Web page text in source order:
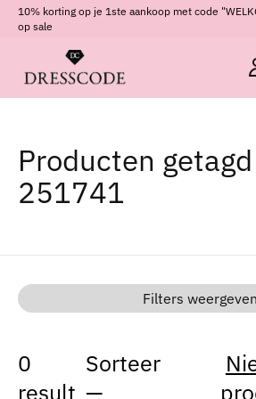
10% korting op je 1ste aankoop met code
op sale
Producten
251741
Filters weergeven
0
result
Sorteer
—